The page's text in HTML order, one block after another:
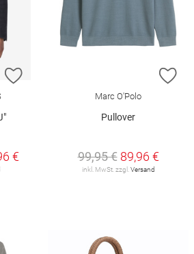
ZUR WUNSCHLISTE HINZUFÜGEN
€
Marc O'Polo
Pullover
99,95 € 89,96 €
inkl. MwSt. zzgl.Versand